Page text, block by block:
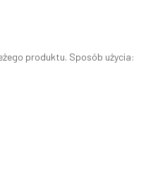
produktu. Sposób użycia: